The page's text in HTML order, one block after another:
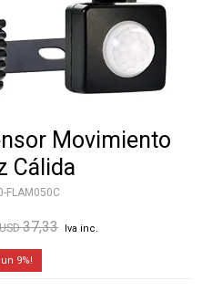
Movimiento
Cálida
FLAM050C
USD 37,33
9